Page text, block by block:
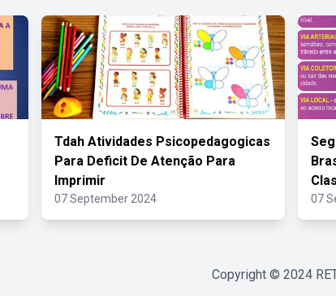
Tdah Atividades Psicopedagogicas
Para Deficit De Atenção Para
Imprimir
07 September 2024 07
Copyright © 2024